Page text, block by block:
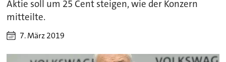
Aktie soll um 25 Cent steigen, wie der Konzern
mitteilte.
7. März 2019